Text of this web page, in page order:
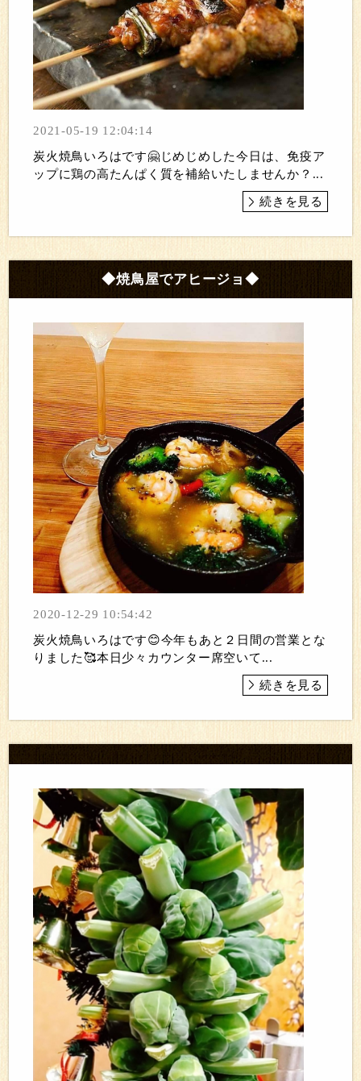
2021-05-19 12:04:14
炭火焼鳥いろはです🤗じめじめした今日は、免疫ア
ップに鶏の高たんぱく質を補給いたしませんか？...
続きを見る
◆焼鳥屋でアヒージョ◆
2020-12-29 10:54:42
炭火焼鳥いろはです😊今年もあと２日間の営業とな
りました🥰本日少々カウンター席空いて...
続きを見る